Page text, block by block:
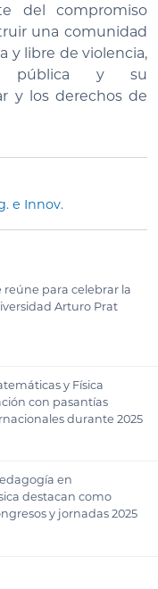
del compromiso
una comunidad
y libre de violencia,
pública y su
y los derechos de
e Innov.
reúne para celebrar la
Arturo Prat
y Física
con pasantías
durante 2025
en
destacan como
y jornadas 2025